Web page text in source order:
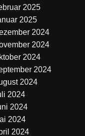
2025
2025
2024
2024
2024
2024
2024
2024
2024
2024
2024